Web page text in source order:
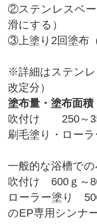
②ステンレスベー
滑にする）
③上塗り2回塗布
※詳細はステンレ
改定分）
塗布量・塗布面積
吹付け 250～
刷毛塗り・ロー
一般的な浴槽で
吹付け 600ｇ～
ローラー塗り
のEP専用シンナ